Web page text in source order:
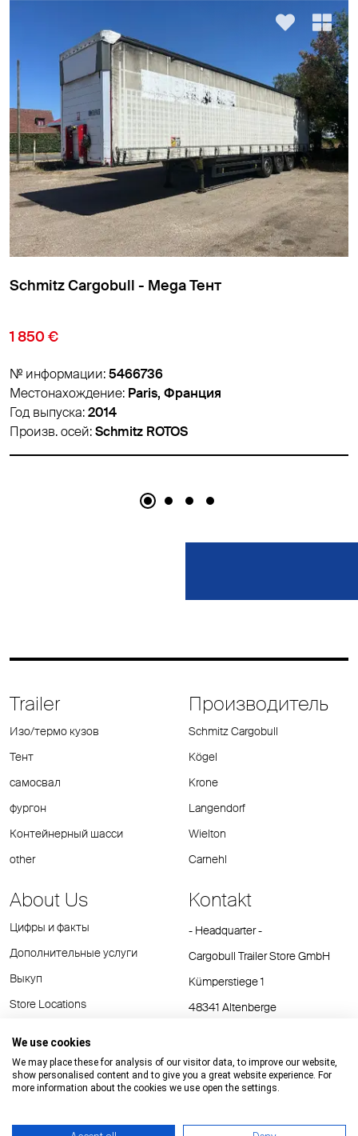
- Mega Тент
Paris, Франция
ROTOS
Trailer
Изо/термо кузов
Тент
самосвал
фургон
Контейнерный шасси
other
Производитель
Schmitz Cargobull
Kögel
Krone
Langendorf
Wielton
Carnehl
About Us
Цифры и факты
Дополнительные услуги
Выкуп
Store Locations
Kontakt
- Headquarter -
Cargobull Trailer Store GmbH
Kümperstiege 1
48341 Altenberge
E-Mail:cts@cargobull.com
We use cookies
We may place these for analysis of our visitor data, to improve our website,
show personalised content and to give you a great website experience. For
more information about the cookies we use open the settings.